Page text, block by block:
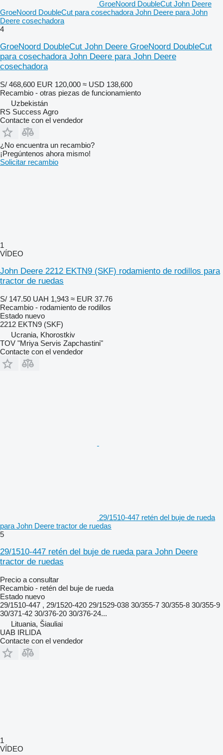
GroeNoord DoubleCut John Deere
GroeNoord DoubleCut para cosechadora John Deere para John
Deere cosechadora
4
GroeNoord DoubleCut John Deere GroeNoord DoubleCut
para cosechadora John Deere para John Deere
cosechadora
S/ 468,600 EUR 120,000 ≈ USD 138,600
Recambio - otras piezas de funcionamiento
Uzbekistán
RS Success Agro
Contacte con el vendedor
¿No encuentra un recambio?
¡Pregúntenos ahora mismo!
Solicitar recambio
1
VÍDEO
John Deere 2212 EKTN9 (SKF) rodamiento de rodillos para
tractor de ruedas
S/ 147.50 UAH 1,943 ≈ EUR 37.76
Recambio - rodamiento de rodillos
Estado nuevo
2212 EKTN9 (SKF)
Ucrania, Khorostkiv
TOV "Mriya Servis Zapchastini"
Contacte con el vendedor
29/1510-447 retén del buje de rueda
para John Deere tractor de ruedas
5
29/1510-447 retén del buje de rueda para John Deere
tractor de ruedas
Precio a consultar
Recambio - retén del buje de rueda
Estado nuevo
29/1510-447 , 29/1520-420 29/1529-038 30/355-7 30/355-8 30/355-9
30/371-42 30/376-20 30/376-24...
Lituania, Šiauliai
UAB IRLIDA
Contacte con el vendedor
1
VÍDEO